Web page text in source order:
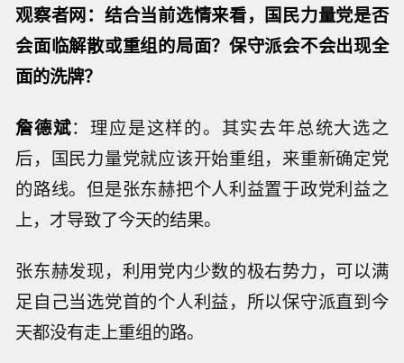
观察者网：结合当前选情来看，国民力量党是否
会面临解散或重组的局面？保守派会不会出现全
面的洗牌？
詹德斌：理应是这样的。其实去年总统大选之
后，国民力量党就应该开始重组，来重新确定党
的路线。但是张东赫把个人利益置于政党利益之
上，才导致了今天的结果。
张东赫发现，利用党内少数的极右势力，可以满
足自己当选党首的个人利益，所以保守派直到今
天都没有走上重组的路。